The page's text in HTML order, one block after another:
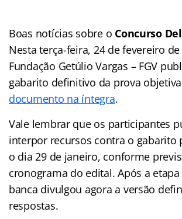
Boas notícias sobre o Concurso
Nesta terça-feira, 24 de fevereiro de
Fundação Getúlio Vargas – FGV
gabarito definitivo da prova
documento na íntegra.
Vale lembrar que os participantes
interpor recursos contra o gabarito
o dia 29 de janeiro, conforme
cronograma do edital. Após a
banca divulgou agora a versão
respostas.